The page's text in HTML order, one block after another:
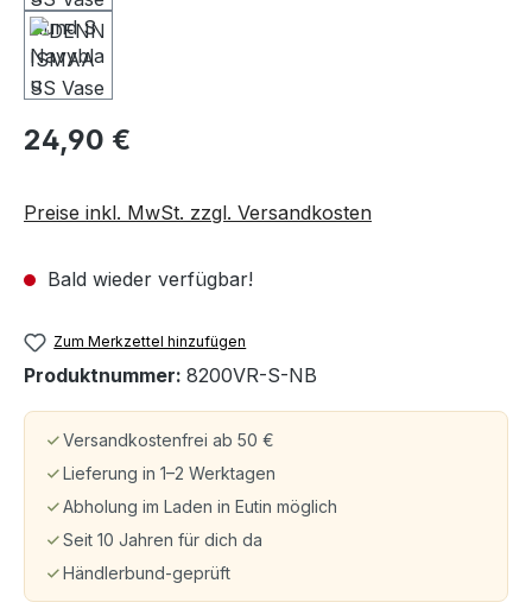
24,90 €
Preise inkl. MwSt. zzgl. Versandkosten
Bald wieder verfügbar!
Zum Merkzettel hinzufügen
Produktnummer: 8200VR-S-NB
Versandkostenfrei ab 50 €
Lieferung in 1–2 Werktagen
Abholung im Laden in Eutin möglich
Seit 10 Jahren für dich da
Händlerbund-geprüft